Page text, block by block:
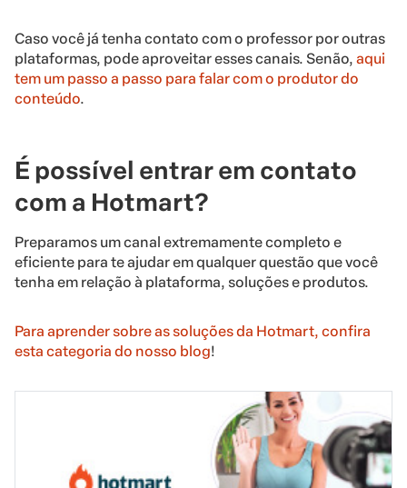
Caso você já tenha contato com o professor por outras
plataformas, pode aproveitar esses canais. Senão, aqui
tem um passo a passo para falar com o produtor do
conteúdo.
É possível entrar em contato
com a Hotmart?
Preparamos um canal extremamente completo e
eficiente para te ajudar em qualquer questão que você
tenha em relação à plataforma, soluções e produtos.
Para aprender sobre as soluções da Hotmart, confira
esta categoria do nosso blog!